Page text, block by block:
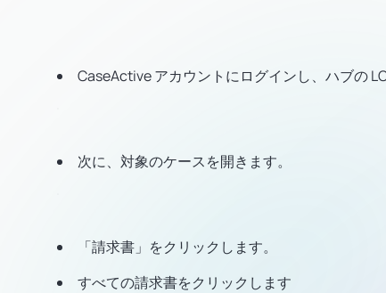
CaseActive アカウントにログインし、ハブの
次に、対象のケースを開きます。
「請求書」をクリックします。
すべての請求書をクリックします